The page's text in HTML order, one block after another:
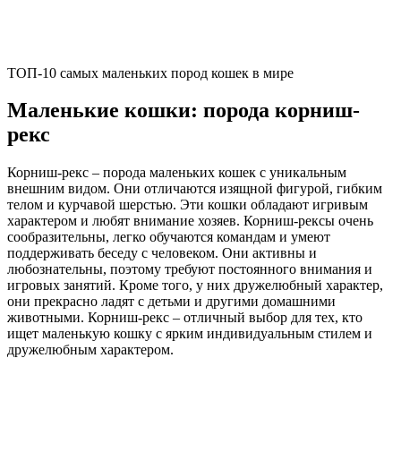
ТОП-10 самых маленьких пород кошек в мире
Маленькие кошки: порода корниш-
рекс
Корниш-рекс – порода маленьких кошек с уникальным
внешним видом. Они отличаются изящной фигурой, гибким
телом и курчавой шерстью. Эти кошки обладают игривым
характером и любят внимание хозяев. Корниш-рексы очень
сообразительны, легко обучаются командам и умеют
поддерживать беседу с человеком. Они активны и
любознательны, поэтому требуют постоянного внимания и
игровых занятий. Кроме того, у них дружелюбный характер,
они прекрасно ладят с детьми и другими домашними
животными. Корниш-рекс – отличный выбор для тех, кто
ищет маленькую кошку с ярким индивидуальным стилем и
дружелюбным характером.